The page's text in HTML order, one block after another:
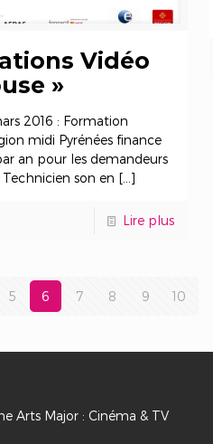
Vidéo
»
2016 : Formation
midi Pyrénées finance
an pour les demandeurs
Technicien son en […]
Lire plus
5 6 7 8 9 10
Arts Major : Cinéma & TV